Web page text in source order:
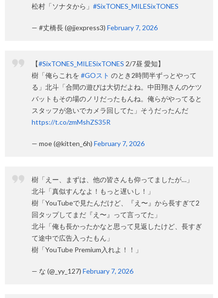
松村「ソナタから」 #SixTONES_MILESixTONES
— #丈橋長 (@jjexpress3) February 7, 2026
【#SixTONES_MILESixTONES 2/7昼 愛知】
樹「俺らこれを #GOスト のとき2時間半ずっとやって
る」北斗「合間の遊びは大切だよね。中田翔さんのケツ
バットもその場のノリだったもんね。俺らがやってると
スタッフが急いでカメラ回してた」そうだったんだ
https://t.co/zmMshZS35R
— moe (@kitten_6h) February 7, 2026
樹「えー、まずは、他の皆さんも仰ってましたが…」
北斗「真似すんなよ！もっと遅いし！」
樹「YouTubeで見たんだけど、『え〜』から長すぎて2
回タップしてまだ『え〜』って言ってた」
北斗「俺も長かったかなと思って見返したけど、長すぎ
て途中で広告入ったもん」
樹「YouTube Premium入れよ！！」
— な (@_yy_127) February 7, 2026